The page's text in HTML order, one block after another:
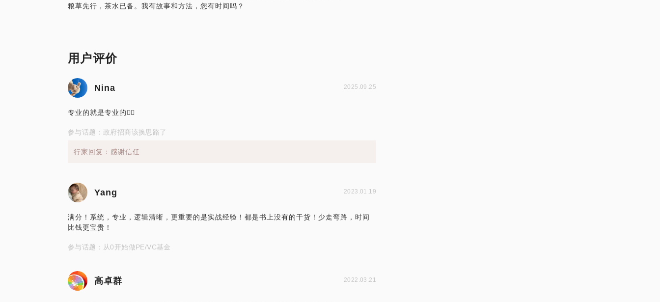
用户评价
Nina 2025.09.25
专业的就是专业的👍🏻
参与话题：政府招商该换思路了
行家回复：感谢信任
Yang 2023.01.19
满分！系统，专业，逻辑清晰，更重要的是实战经验！都是书上没有的干货！少走弯路，时间
比钱更宝贵！
参与话题：从0开始做PE/VC基金
高卓群 2022.03.21